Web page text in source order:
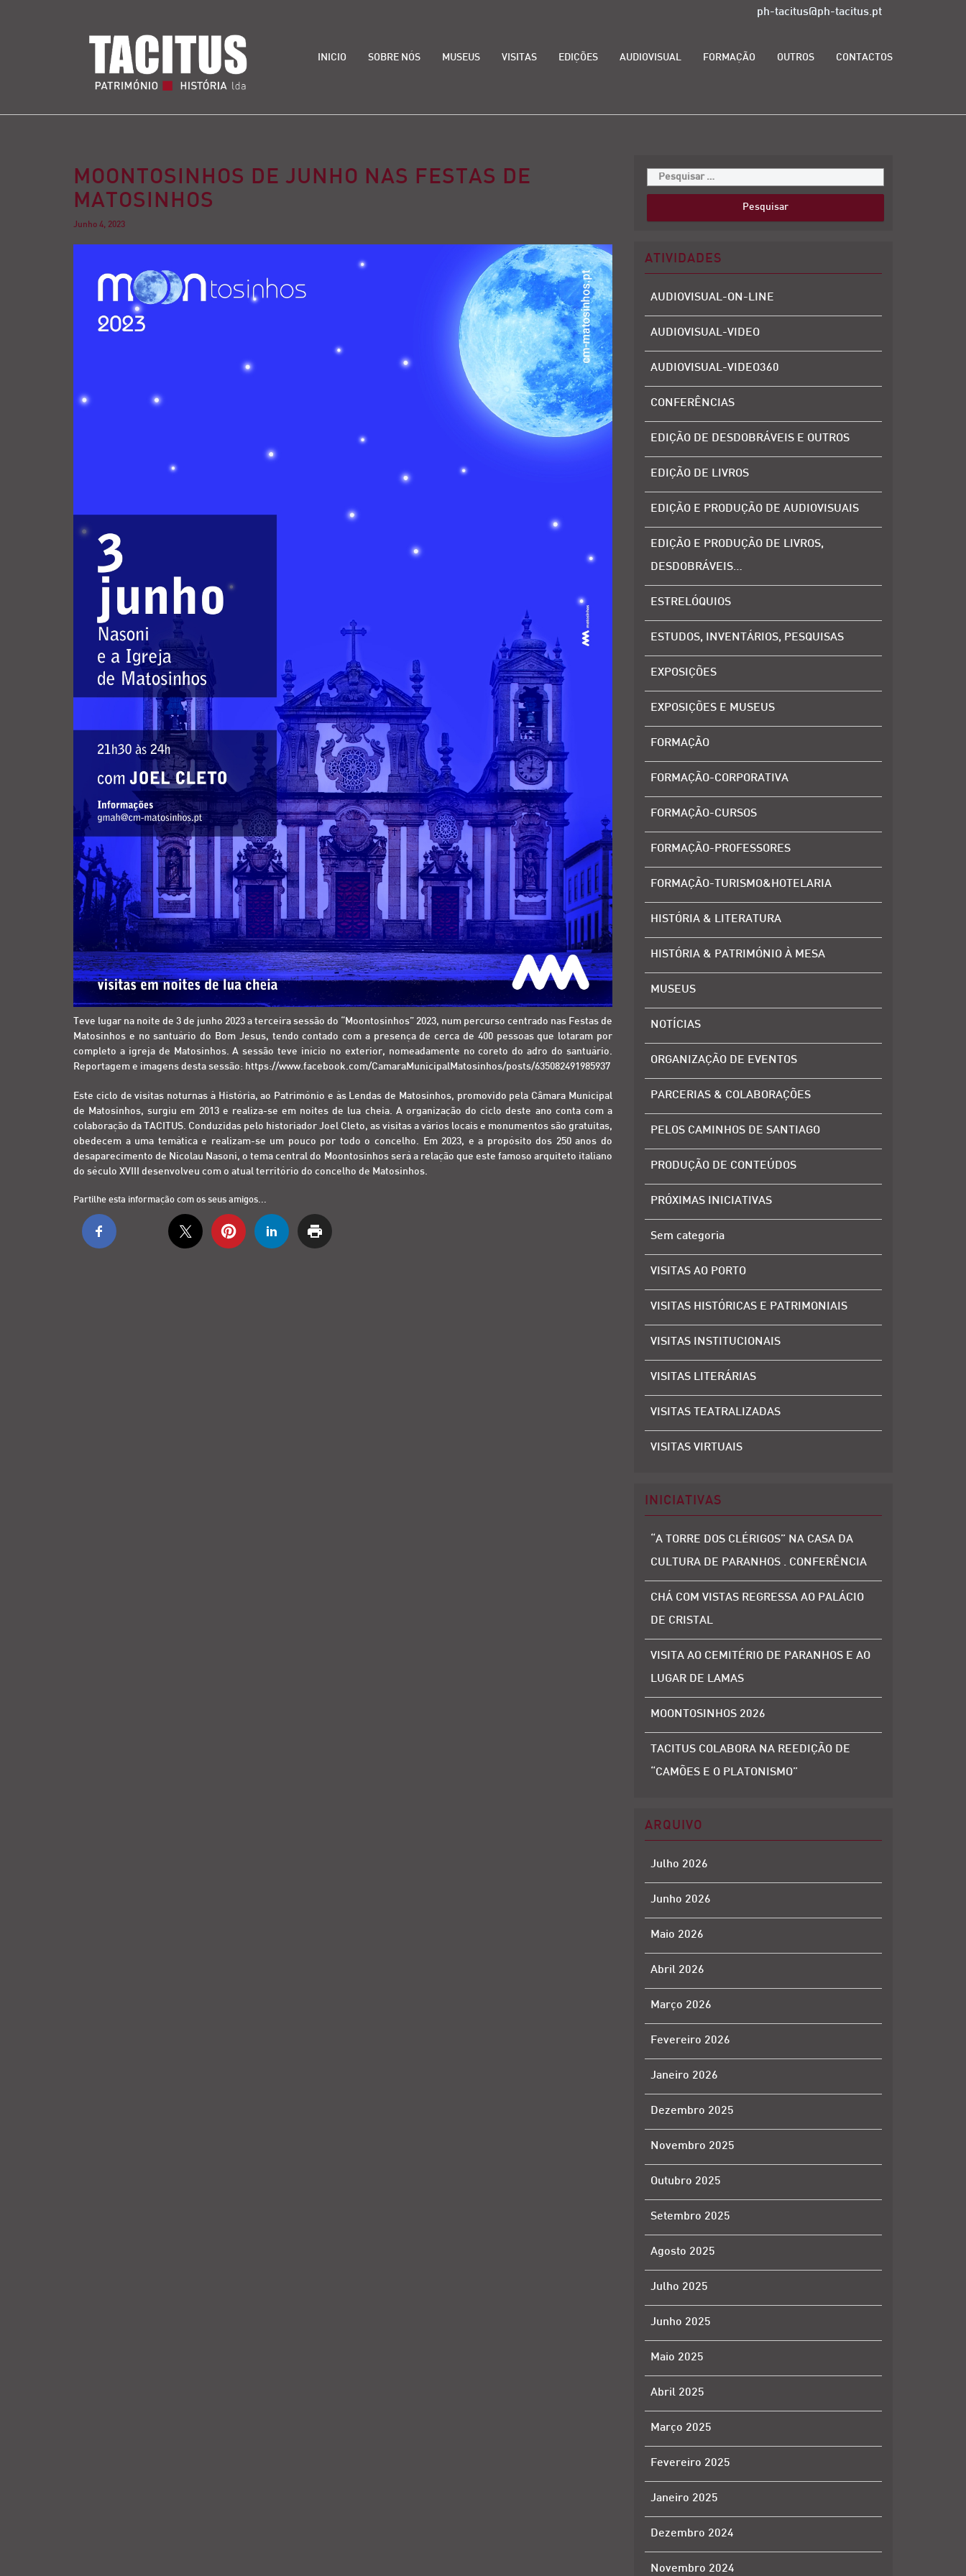
ph-tacitus@ph-tacitus.pt
INICIO SOBRE NÓS MUSEUS VISITAS EDIÇÕES AUDIOVISUAL FORMAÇÃO OUTROS CONTACTOS
MOONTOSINHOS DE JUNHO NAS FESTAS DE
MATOSINHOS
Junho 4, 2023
Teve lugar na noite de 3 de junho 2023 a terceira sessão do “Moontosinhos” 2023, num percurso centrado nas Festas de
Matosinhos e no santuário do Bom Jesus, tendo contado com a presença de cerca de 400 pessoas que lotaram por
completo a igreja de Matosinhos. A sessão teve início no exterior, nomeadamente no coreto do adro do santuário.
Reportagem e imagens desta sessão: https://www.facebook.com/CamaraMunicipalMatosinhos/posts/635082491985937
Este ciclo de visitas noturnas à História, ao Património e às Lendas de Matosinhos, promovido pela Câmara Municipal
de Matosinhos, surgiu em 2013 e realiza-se em noites de lua cheia. A organização do ciclo deste ano conta com a
colaboração da TACITUS. Conduzidas pelo historiador Joel Cleto, as visitas a vários locais e monumentos são gratuitas,
obedecem a uma temática e realizam-se um pouco por todo o concelho. Em 2023, e a propósito dos 250 anos do
desaparecimento de Nicolau Nasoni, o tema central do Moontosinhos será a relação que este famoso arquiteto italiano
do século XVIII desenvolveu com o atual território do concelho de Matosinhos.
Partilhe esta informação com os seus amigos...
ATIVIDADES
AUDIOVISUAL-ON-LINE
AUDIOVISUAL-VIDEO
AUDIOVISUAL-VIDEO360
CONFERÊNCIAS
EDIÇÃO DE DESDOBRÁVEIS E OUTROS
EDIÇÃO DE LIVROS
EDIÇÃO E PRODUÇÃO DE AUDIOVISUAIS
EDIÇÃO E PRODUÇÃO DE LIVROS,
DESDOBRÁVEIS…
ESTRELÓQUIOS
ESTUDOS, INVENTÁRIOS, PESQUISAS
EXPOSIÇÕES
EXPOSIÇÕES E MUSEUS
FORMAÇÃO
FORMAÇÃO-CORPORATIVA
FORMAÇÃO-CURSOS
FORMAÇÃO-PROFESSORES
FORMAÇÃO-TURISMO&HOTELARIA
HISTÓRIA & LITERATURA
HISTÓRIA & PATRIMÓNIO À MESA
MUSEUS
NOTÍCIAS
ORGANIZAÇÃO DE EVENTOS
PARCERIAS & COLABORAÇÕES
PELOS CAMINHOS DE SANTIAGO
PRODUÇÃO DE CONTEÚDOS
PRÓXIMAS INICIATIVAS
Sem categoria
VISITAS AO PORTO
VISITAS HISTÓRICAS E PATRIMONIAIS
VISITAS INSTITUCIONAIS
VISITAS LITERÁRIAS
VISITAS TEATRALIZADAS
VISITAS VIRTUAIS
INICIATIVAS
“A TORRE DOS CLÉRIGOS” NA CASA DA
CULTURA DE PARANHOS . CONFERÊNCIA
CHÁ COM VISTAS REGRESSA AO PALÁCIO
DE CRISTAL
VISITA AO CEMITÉRIO DE PARANHOS E AO
LUGAR DE LAMAS
MOONTOSINHOS 2026
TACITUS COLABORA NA REEDIÇÃO DE
“CAMÕES E O PLATONISMO”
ARQUIVO
Julho 2026
Junho 2026
Maio 2026
Abril 2026
Março 2026
Fevereiro 2026
Janeiro 2026
Dezembro 2025
Novembro 2025
Outubro 2025
Setembro 2025
Agosto 2025
Julho 2025
Junho 2025
Maio 2025
Abril 2025
Março 2025
Fevereiro 2025
Janeiro 2025
Dezembro 2024
Novembro 2024